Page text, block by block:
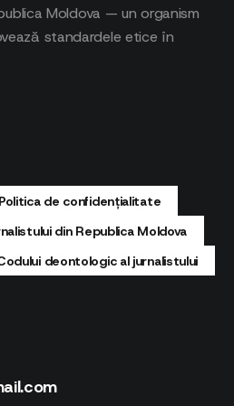
Moldova — un organism
standardele etice în
Politica de confidențialitate
din Republica Moldova
deontologic al jurnalistului